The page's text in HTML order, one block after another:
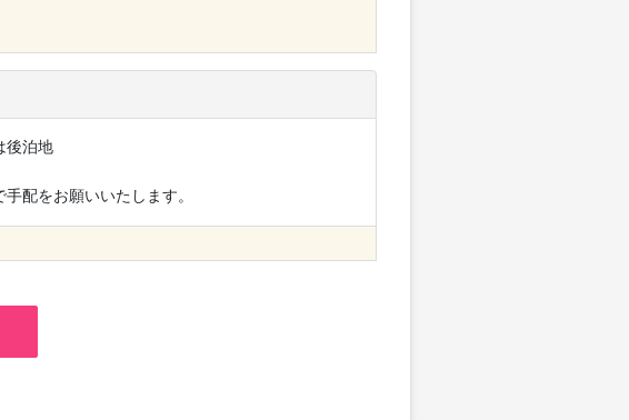
後泊地
配をお願いいたします。